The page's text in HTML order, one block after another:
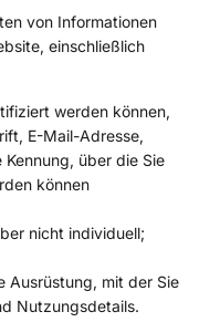
von Informationen
einschließlich
werden können,
E-Mail-Adresse,
über die Sie
können
nicht individuell;
Ausrüstung, mit der Sie
Nutzungsdetails.